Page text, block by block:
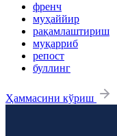
френч
муҳаййир
рақамлаштириш
муқарриб
репост
буллинг
Ҳаммасини кўриш